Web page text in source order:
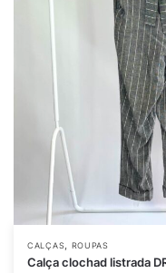
CALÇAS, ROUPAS
Calça clochad listrada